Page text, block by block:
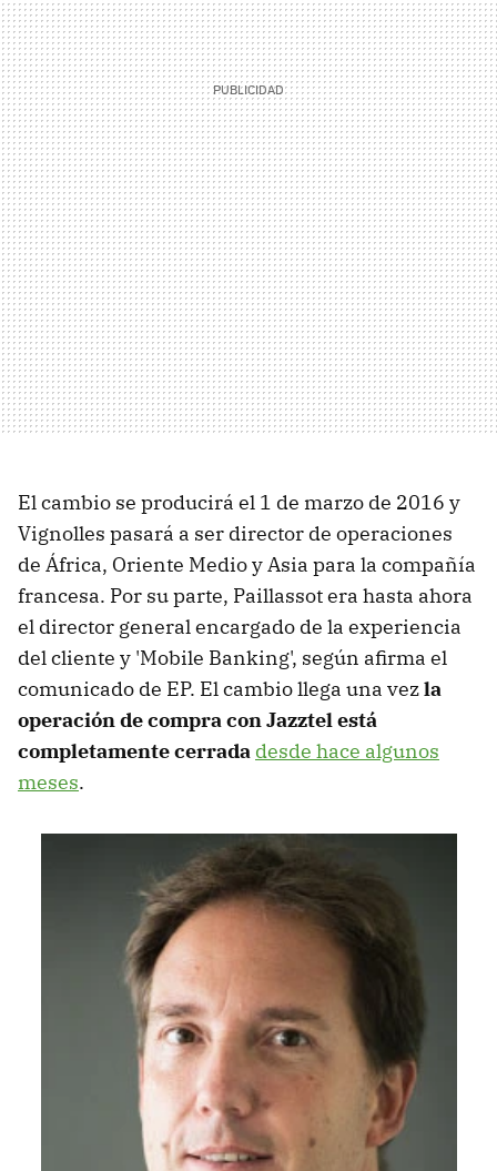
El cambio se producirá el 1 de marzo de 2016 y
Vignolles pasará a ser director de operaciones
de África, Oriente Medio y Asia para la compañía
francesa. Por su parte, Paillassot era hasta ahora
el director general encargado de la experiencia
del cliente y 'Mobile Banking', según afirma el
comunicado de EP. El cambio llega una vezla
operación de compra con Jazztel está
completamente cerrada desde hace algunos
meses.